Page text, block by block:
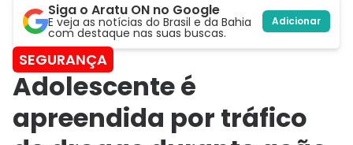
Siga o Aratu ON no Google
E veja as notícias do Brasil e da Bahia
com destaque nas suas buscas.
Adicionar
SEGURANÇA
Adolescente é
apreendida por tráfico